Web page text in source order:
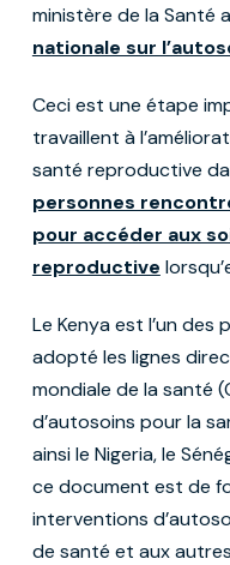
ministère de la Santé
nationale sur
Ceci est une étape
travaillent à
santé reproductive
personnes
pour accéder aux
reproductive
Le Kenya est l’un des
adopté les lignes
mondiale de la santé
d’autosoins pour la
ainsi le Nigeria, le
ce document est de
interventions
de santé et aux